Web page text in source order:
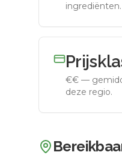
ingrediënten.
€€ —
deze regio.